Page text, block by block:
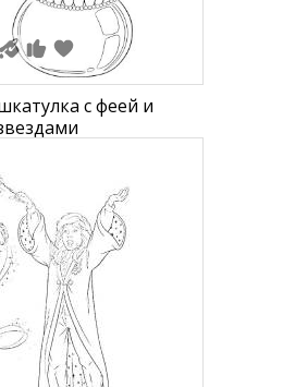
с феей и